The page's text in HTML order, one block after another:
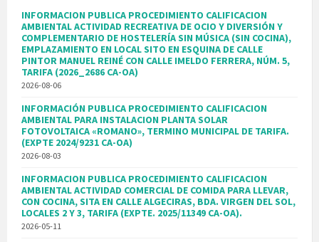
INFORMACION PUBLICA PROCEDIMIENTO CALIFICACION
AMBIENTAL ACTIVIDAD RECREATIVA DE OCIO Y DIVERSIÓN Y
COMPLEMENTARIO DE HOSTELERÍA SIN MÚSICA (SIN COCINA),
EMPLAZAMIENTO EN LOCAL SITO EN ESQUINA DE CALLE
PINTOR MANUEL REINÉ CON CALLE IMELDO FERRERA, NÚM. 5,
TARIFA (2026_2686 CA-OA)
2026-08-06
INFORMACIÓN PUBLICA PROCEDIMIENTO CALIFICACION
AMBIENTAL PARA INSTALACION PLANTA SOLAR
FOTOVOLTAICA «ROMANO», TERMINO MUNICIPAL DE TARIFA.
(EXPTE 2024/9231 CA-OA)
2026-08-03
INFORMACION PUBLICA PROCEDIMIENTO CALIFICACION
AMBIENTAL ACTIVIDAD COMERCIAL DE COMIDA PARA LLEVAR,
CON COCINA, SITA EN CALLE ALGECIRAS, BDA. VIRGEN DEL SOL,
LOCALES 2 Y 3, TARIFA (EXPTE. 2025/11349 CA-OA).
2026-05-11